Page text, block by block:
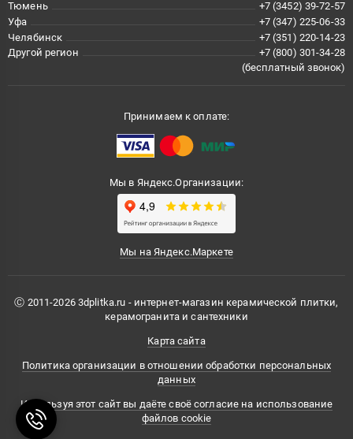
Тюмень
+7 (3452) 39-72-57
Уфа
+7 (347) 225-06-33
Челябинск
+7 (351) 220-14-23
Другой регион
+7 (800) 301-34-28
(бесплатный звонок)
Принимаем к оплате:
Мы в Яндекс.Организации:
Мы на Яндекс.Маркете
Ⓒ 2011-2026 3dplitka.ru - интернет-магазин керамической плитки,
керамогранита и сантехники
Карта сайта
Политика организации в отношении обработки персональных
данных
Используя этот сайт вы даёте своё согласие на использование
файлов cookie